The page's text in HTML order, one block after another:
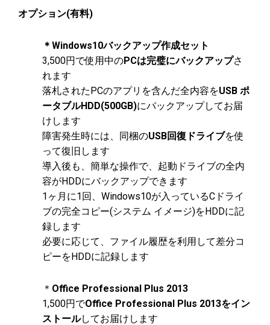
オプション(有料)
＊Windows10バックアップ作成セット
3,500円で使用中のPCは完璧にバックアップさ
れます
落札されたPCのアプリを含んだ全内容をUSB ポ
ータブルHDD(500GB)にバックアップしてお届
けします
障害発生時には、同梱のUSB回復ドライブを使
って復旧します
導入後も、簡単な操作で、起動ドライブの全内
容がHDDにバックアップできます
1ヶ月に1回、Windows10が入っているCドライ
ブの完全コピー(システム イメージ)をHDDに記
録します
必要に応じて、ファイル履歴を利用して差分コ
ピーをHDDに記録します
＊ Office Professional Plus 2013
1,500円でOffice Professional Plus 2013をイン
ストールしてお届けします